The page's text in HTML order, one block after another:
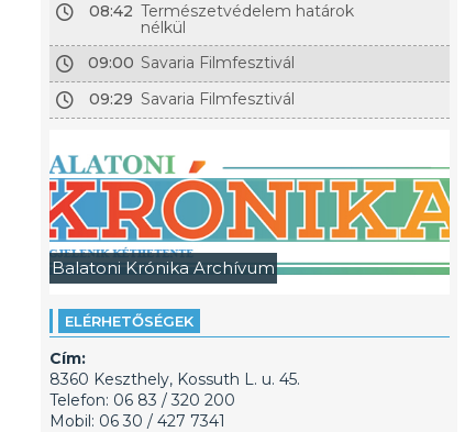
08:42 Természetvédelem határok
nélkül
09:00 Savaria Filmfesztivál
09:29 Savaria Filmfesztivál
Balatoni Krónika Archívum
ELÉRHETŐSÉGEK
Cím:
8360 Keszthely, Kossuth L. u. 45.
Telefon: 06 83 / 320 200
Mobil: 06 30 / 427 7341